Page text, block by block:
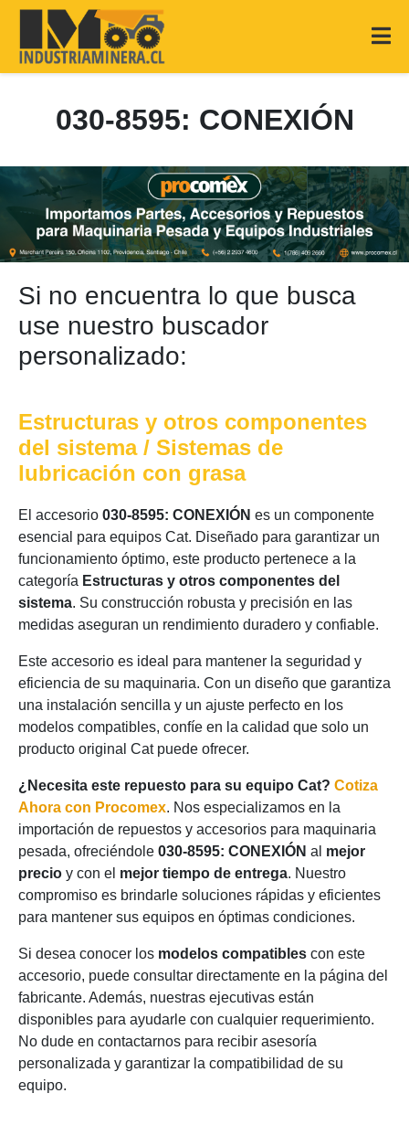
030-8595: CONEXIÓN
Si no encuentra lo que busca
use nuestro buscador
personalizado:
Estructuras y otros componentes
del sistema / Sistemas de
lubricación con grasa
El accesorio 030-8595: CONEXIÓN es un componente
esencial para equipos Cat. Diseñado para garantizar un
funcionamiento óptimo, este producto pertenece a la
categoría Estructuras y otros componentes del
sistema. Su construcción robusta y precisión en las
medidas aseguran un rendimiento duradero y confiable.
Este accesorio es ideal para mantener la seguridad y
eficiencia de su maquinaria. Con un diseño que garantiza
una instalación sencilla y un ajuste perfecto en los
modelos compatibles, confíe en la calidad que solo un
producto original Cat puede ofrecer.
¿Necesita este repuesto para su equipo Cat? Cotiza
Ahora con Procomex. Nos especializamos en la
importación de repuestos y accesorios para maquinaria
pesada, ofreciéndole 030-8595: CONEXIÓN al mejor
precio y con el mejor tiempo de entrega. Nuestro
compromiso es brindarle soluciones rápidas y eficientes
para mantener sus equipos en óptimas condiciones.
Si desea conocer los modelos compatibles con este
accesorio, puede consultar directamente en la página del
fabricante. Además, nuestras ejecutivas están
disponibles para ayudarle con cualquier requerimiento.
No dude en contactarnos para recibir asesoría
personalizada y garantizar la compatibilidad de su
equipo.